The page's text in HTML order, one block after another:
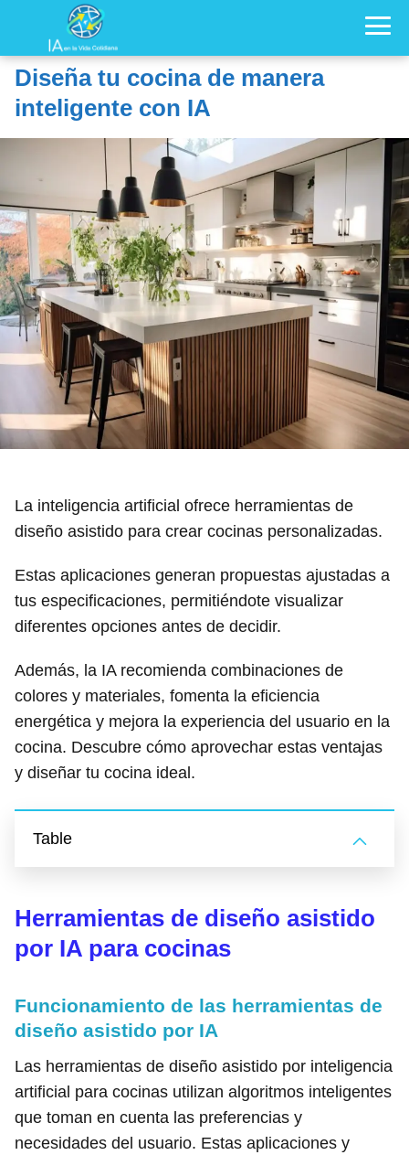
Diseña tu cocina de manera
inteligente con IA
La inteligencia artificial ofrece herramientas de
diseño asistido para crear cocinas personalizadas.
Estas aplicaciones generan propuestas ajustadas a
tus especificaciones, permitiéndote visualizar
diferentes opciones antes de decidir.
Además, la IA recomienda combinaciones de
colores y materiales, fomenta la eficiencia
energética y mejora la experiencia del usuario en la
cocina. Descubre cómo aprovechar estas ventajas
y diseñar tu cocina ideal.
Table
Herramientas de diseño asistido
por IA para cocinas
Funcionamiento de las herramientas de
diseño asistido por IA
Las herramientas de diseño asistido por inteligencia
artificial para cocinas utilizan algoritmos inteligentes
que toman en cuenta las preferencias y
necesidades del usuario. Estas aplicaciones y